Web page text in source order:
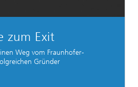
zum Exit
Weg vom Fraunhofer-
Gründer